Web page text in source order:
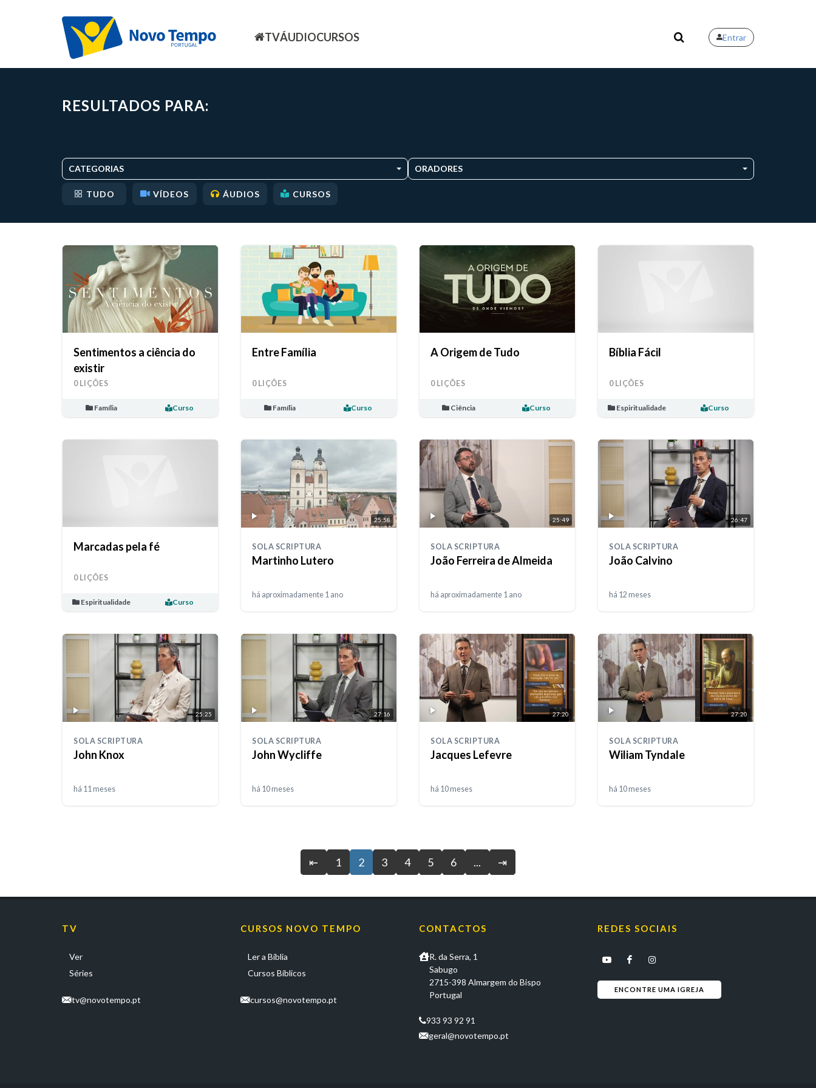
TVÁUDIOCURSOS Entrar
RESULTADOS PARA:
CATEGORIAS ORADORES
TUDO VÍDEOS ÁUDIOS CURSOS
Sentimentos a ciência do
existir
0 LIÇÕES
Família Curso
Entre Família
0 LIÇÕES
Família Curso
A Origem de Tudo
0 LIÇÕES
Ciência Curso
Bíblia Fácil
0 LIÇÕES
Espiritualidade Curso
Marcadas pela fé
0 LIÇÕES
Espiritualidade Curso
25:58
SOLA SCRIPTURA
Martinho Lutero
há aproximadamente 1 ano
25:49
SOLA SCRIPTURA
João Ferreira de Almeida
há aproximadamente 1 ano
26:47
SOLA SCRIPTURA
João Calvino
há 12 meses
25:25
SOLA SCRIPTURA
John Knox
há 11 meses
27:16
SOLA SCRIPTURA
John Wycliffe
há 10 meses
27:20
SOLA SCRIPTURA
Jacques Lefevre
há 10 meses
27:20
SOLA SCRIPTURA
Wiliam Tyndale
há 10 meses
⇤ 1 2 3 4 5 6 ... ⇥
TV
Ver
Séries
tv@novotempo.pt
CURSOS NOVO TEMPO
Ler a Bíblia
Cursos Bíblicos
cursos@novotempo.pt
CONTACTOS
R. da Serra, 1
Sabugo
2715-398 Almargem do Bispo
Portugal
933 93 92 91
geral@novotempo.pt
REDES SOCIAIS
ENCONTRE UMA IGREJA